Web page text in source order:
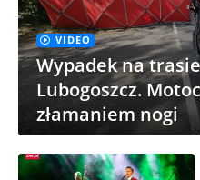
VIDEO
Wypadek na
Lubogoszcz.
złamaniem nogi